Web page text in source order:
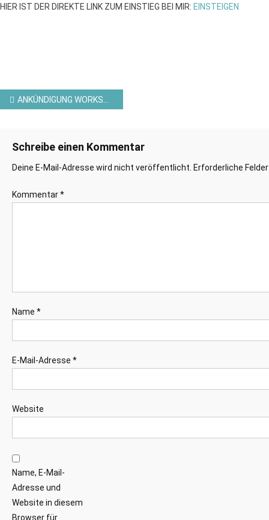
HIER IST DER DIREKTE LINK ZUM EINSTIEG BEI MIR: EINSTEIGEN
Beitragsnavigation
ANKÜNDIGUNG WORKSHOP2GO FÜR DEN MÄRZ 2023 MIT STAMPIN´UP!© PRODUKTE
Schreibe einen Kommentar
Deine E-Mail-Adresse wird nicht veröffentlicht. Erforderliche
Kommentar*
Name *
E-Mail-Adresse *
Website
Name, E-Mail-
Adresse und
Website in diesem
Browser für